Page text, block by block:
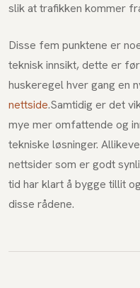
slik at trafikken kommer
Disse fem punktene er
teknisk innsikt, dette er
huskeregel hver gang en
nettside.Samtidig er det
mye mer omfattende og
tekniske løsninger.
nettsider som er godt
tid har klart å bygge tillit
disse rådene.